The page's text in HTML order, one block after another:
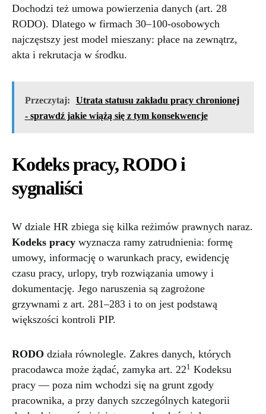
Dochodzi też umowa powierzenia danych (art. 28
RODO). Dlatego w firmach 30–100-osobowych
najczęstszy jest model mieszany: płace na zewnątrz,
akta i rekrutacja w środku.
Przeczytaj:
Utrata statusu zakładu pracy chronionej
- sprawdź jakie wiążą się z tym konsekwencje
Kodeks pracy, RODO i
sygnaliści
W dziale HR zbiega się kilka reżimów prawnych naraz.
Kodeks pracy wyznacza ramy zatrudnienia: formę
umowy, informację o warunkach pracy, ewidencję
czasu pracy, urlopy, tryb rozwiązania umowy i
dokumentację. Jego naruszenia są zagrożone
grzywnami z art. 281–283 i to on jest podstawą
większości kontroli PIP.
RODO działa równolegle. Zakres danych, których
pracodawca może żądać, zamyka art. 221 Kodeksu
pracy — poza nim wchodzi się na grunt zgody
pracownika, a przy danych szczególnych kategorii